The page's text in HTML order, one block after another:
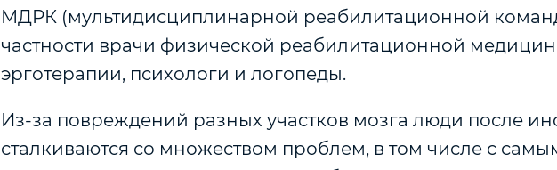
МДРК (мультидисциплинарной реабилитационной
частности врачи физической реабилитационной
эрготерапии, психологи и логопеды.
Из-за повреждений разных участков мозга люди после
сталкиваются со множеством проблем, в том числе с